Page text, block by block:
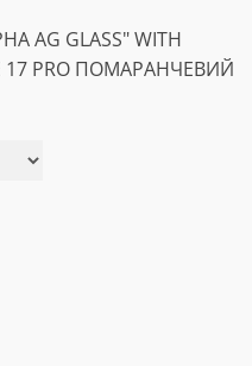
AG GLASS" WITH
17 PRO ПОМАРАНЧЕВИЙ